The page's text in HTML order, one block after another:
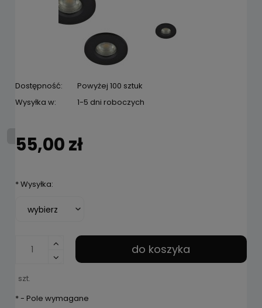
Dostępność:
Powyżej 100 sztuk
Wysyłka w:
1-5 dni roboczych
55,00 zł
*Wysyłka:
szt.
do koszyka
*- Pole wymagane